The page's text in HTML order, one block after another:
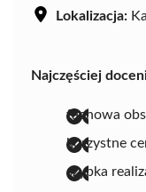
Lokalizacja:
Najczęściej
fachowa
korzystne
szybka